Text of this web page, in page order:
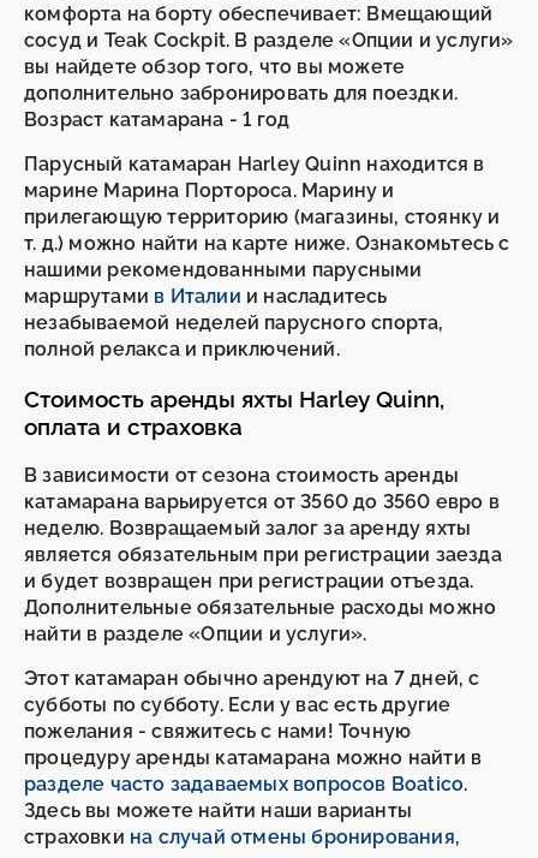
комфорта на борту обеспечивает: Вмещающий
сосуд и Teak Cockpit. В разделе «Опции и услуги»
вы найдете обзор того, что вы можете
дополнительно забронировать для поездки.
Возраст катамарана - 1 год
Парусный катамаран Harley Quinn находится в
марине Марина Портороса. Марину и
прилегающую территорию (магазины, стоянку и
т. д.) можно найти на карте ниже. Ознакомьтесь с
нашими рекомендованными парусными
маршрутами в Италии и насладитесь
незабываемой неделей парусного спорта,
полной релакса и приключений.
Стоимость аренды яхты Harley Quinn,
оплата и страховка
В зависимости от сезона стоимость аренды
катамарана варьируется от 3560 до 3560 евро в
неделю. Возвращаемый залог за аренду яхты
является обязательным при регистрации заезда
и будет возвращен при регистрации отъезда.
Дополнительные обязательные расходы можно
найти в разделе «Опции и услуги».
Этот катамаран обычно арендуют на 7 дней, с
субботы по субботу. Если у вас есть другие
пожелания - свяжитесь с нами! Точную
процедуру аренды катамарана можно найти в
разделе часто задаваемых вопросов Boatico.
Здесь вы можете найти наши варианты
страховки на случай отмены бронирования,